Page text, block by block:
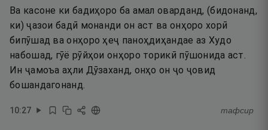
Ва касоне ки бадиҳоро ба амал оварданд, (бидонанд,
ки) ҷазои бадӣ монанди он аст ва онҳоро хорӣ
бипӯшад ва онҳоро ҳеҷ паноҳдиҳандае аз Худо
набошад, гӯё рӯйҳои онҳоро торикӣ пӯшонида аст.
Ин ҷамоъа аҳли Дӯзаханд, онҳо он ҷо ҷовид
бошандагонанд.
10:27 тафсир